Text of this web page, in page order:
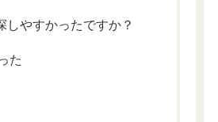
しやすかったですか？
た